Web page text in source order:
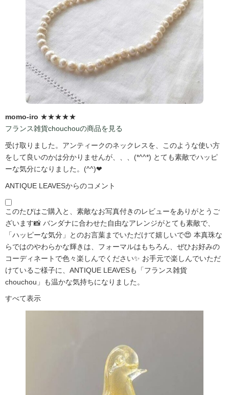
momo-iro ★★★★★
フランス雑貨chouchouの商品を見る
受け取りました。アンティークのネックレスを、このような使い方
をして良いのかは分かりませんが、、、(*^^*) とても素敵でハッピ
ーな気分になりました。(^^)❤
ANTIQUE LEAVESからのコメント
このたびはご購入と、素敵なお写真付きのレビューをありがとうご
ざいます📸 バンダナに合わせた自由なアレンジがとても素敵で、
「ハッピーな気分」とのお言葉までいただけて嬉しいで😍 本真珠な
らではのやわらかな輝きは、フォーマルはもちろん、ぜひお好みの
コーディネートで色々楽しんでください✨ お手元で楽しんでいただ
けているご様子に、ANTIQUE LEAVESも「フランス雑貨
chouchou」も温かな気持ちになりました。
すべて表示